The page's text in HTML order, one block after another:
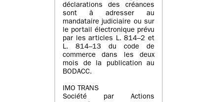
déclarations des créances
sont à adresser au
mandataire judiciaire ou sur
le portail électronique prévu
par les articles L. 814–2 et
L. 814–13 du code de
commerce dans les deux
mois de la publication au
BODACC.
IMO TRANS
Société par Actions